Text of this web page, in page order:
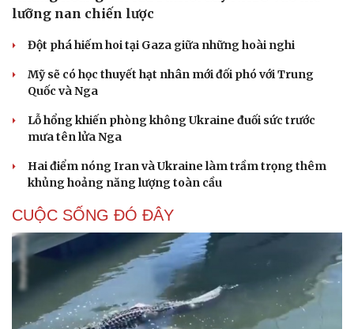
lưỡng nan chiến lược
Đột phá hiếm hoi tại Gaza giữa những hoài nghi
Mỹ sẽ có học thuyết hạt nhân mới đối phó với Trung
Quốc và Nga
Lỗ hổng khiến phòng không Ukraine đuối sức trước
mưa tên lửa Nga
Hai điểm nóng Iran và Ukraine làm trầm trọng thêm
khủng hoảng năng lượng toàn cầu
CUỘC SỐNG ĐÓ ĐÂY